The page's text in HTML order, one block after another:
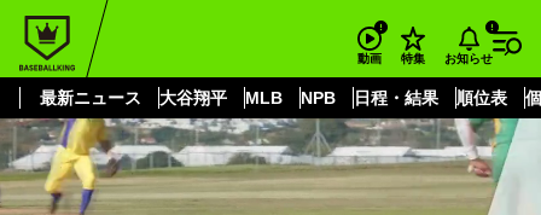
動画 特集 お知らせ
最新ニュース 大谷翔平 MLB NPB 日程・結果 順位表
もっと見る